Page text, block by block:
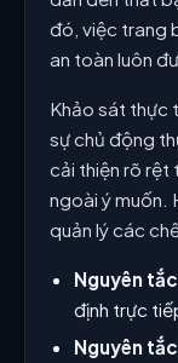
đó, việc trang
an toàn luôn
Khảo sát thực
sự chủ động
cải thiện rõ rệt
ngoài ý muốn.
quản lý các
Nguyên tắc
định trực
Nguyên